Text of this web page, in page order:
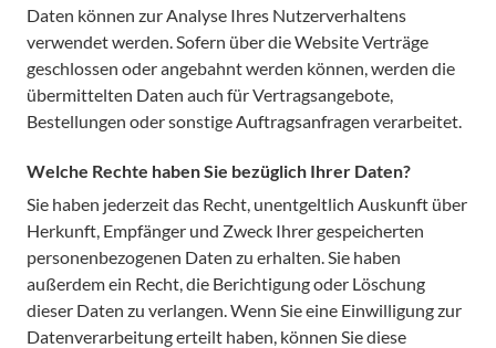
Daten können zur Analyse Ihres Nutzerverhaltens
verwendet werden. Sofern über die Website Verträge
geschlossen oder angebahnt werden können, werden die
übermittelten Daten auch für Vertragsangebote,
Bestellungen oder sonstige Auftragsanfragen verarbeitet.
Welche Rechte haben Sie bezüglich Ihrer Daten?
Sie haben jederzeit das Recht, unentgeltlich Auskunft über
Herkunft, Empfänger und Zweck Ihrer gespeicherten
personenbezogenen Daten zu erhalten. Sie haben
außerdem ein Recht, die Berichtigung oder Löschung
dieser Daten zu verlangen. Wenn Sie eine Einwilligung zur
Datenverarbeitung erteilt haben, können Sie diese